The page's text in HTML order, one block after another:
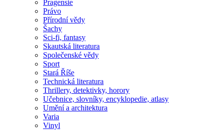
Pragensie
Právo
Přírodní vědy
Šachy
Sci-fi, fantasy
Skautská literatura
Společenské vědy
Sport
Stará Říše
Technická literatura
Thrillery, detektivky, horory
Učebnice, slovníky, encyklopedie, atlasy
Umění a architektura
Varia
Vinyl